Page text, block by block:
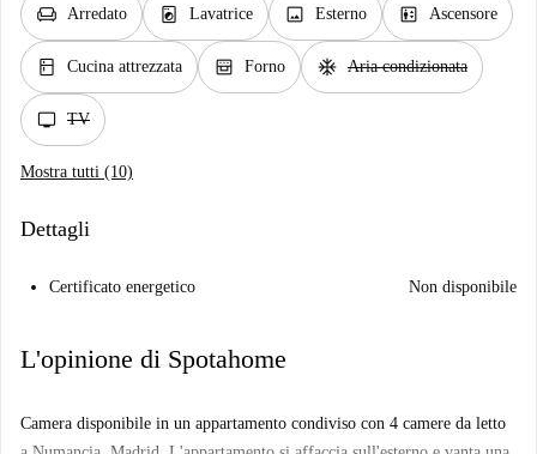
chair Arredato local_laundry_service Lavatrice image Esterno elevator Ascensore
kitchen Cucina attrezzata oven_gen Forno ac_unit Aria condizionata
tv TV
Mostra tutti (10)
Dettagli
Certificato energetico Non disponibile
L'opinione di Spotahome
Camera disponibile in un appartamento condiviso con 4 camere da letto